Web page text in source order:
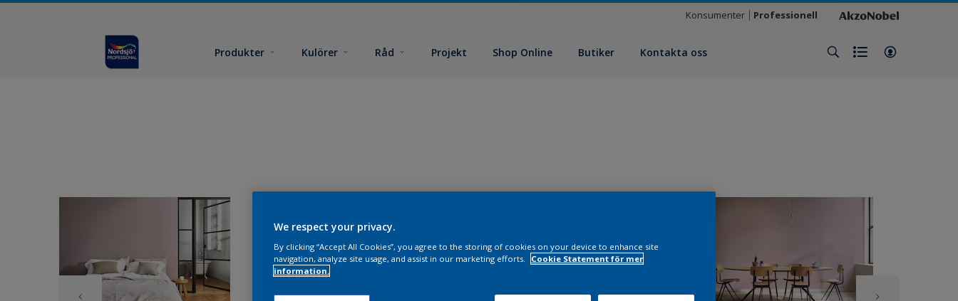
Konsumenter Professionell
Produkter Kulörer Råd Projekt Shop Online Butiker Kontakta oss
We respect your privacy.
By clicking “Accept All Cookies”, you agree to the storing of cookies on your device to enhance site
navigation, analyze site usage, and assist in our marketing efforts.
Cookie Statement för mer
information.